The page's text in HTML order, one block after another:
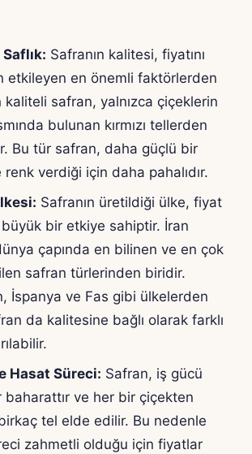
Safranın kalitesi, fiyatını
etkileyen en önemli faktörlerden
kaliteli safran, yalnızca çiçeklerin
bulunan kırmızı tellerden
Bu tür safran, daha güçlü bir
renk verdiği için daha pahalıdır.
Safranın üretildiği ülke, fiyat
bir etkiye sahiptir. İran
çapında en bilinen ve en çok
safran türlerinden biridir.
İspanya ve Fas gibi ülkelerden
da kalitesine bağlı olarak farklı
Hasat Süreci: Safran, iş gücü
baharattır ve her bir çiçekten
tel elde edilir. Bu nedenle
zahmetli olduğu için fiyatlar